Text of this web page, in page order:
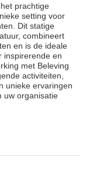
prachtige
setting voor
Dit statige
combineert
en is de ideale
inspirerende en
met Beleving
activiteiten,
unieke ervaringen
uw organisatie